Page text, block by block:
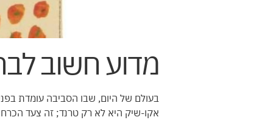
מדוע חשוב
בעולם של היום, שבו הסביבה עומדת
אקו-שיק היא לא רק טרנד; זה צעד